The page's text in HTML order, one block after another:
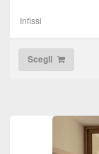
Infissi
Scegli